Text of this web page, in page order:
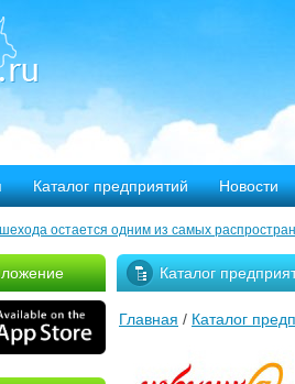
Каталог предприятий Новости
остается одним из самых
ремонт более 40 километров областных
выставка, посвященная 30-летию
семей улучшили свое благосостояние
программа «Мир без слез» приехала в
Каталог
Главная / Каталог